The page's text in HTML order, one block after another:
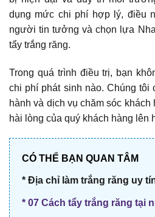
dụng mức chi phí hợp lý, điều
người tin tưởng và chọn lựa
tẩy trắng răng.
Trong quá trình điều trị, bạn
chi phí phát sinh nào. Chúng tôi
hành và dịch vụ chăm sóc
hài lòng của quý khách hàng lên
CÓ THỂ BẠN QUAN TÂM
* Địa chỉ làm trắng răng uy
* 07 Cách tẩy trắng răng tại